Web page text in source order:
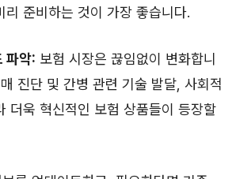
리 준비하는 것이 가장 좋습니다.
파악: 보험 시장은 끊임없이 변화합니
진단 및 간병 관련 기술 발달, 사회적
더욱 혁신적인 보험 상품들이 등장할